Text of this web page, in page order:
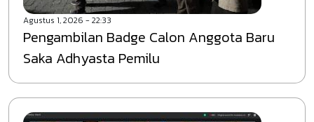
Agustus 1, 2026 - 22:33
Pengambilan Badge Calon Anggota Baru
Saka Adhyasta Pemilu